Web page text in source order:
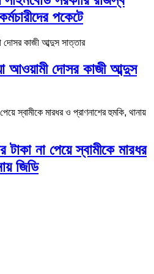
পকেটে
আওয়ামী দোসর কাজী আব্দুস
টাকা না পেয়ে স্বামীকে মারধর
জিডি